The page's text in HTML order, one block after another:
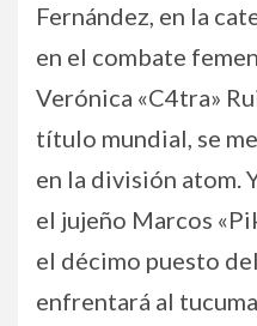
Fernández, en la
en el combate
Verónica «C4tra»
título mundial, se
en la división atom.
el jujeño Marcos
el décimo puesto
enfrentará al